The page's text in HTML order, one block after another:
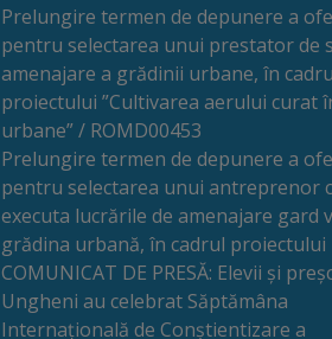
Prelungire termen de depunere a
pentru selectarea unui prestator de
amenajare a grădinii urbane, în
proiectului ”Cultivarea aerului curat
urbane” / ROMD00453
Prelungire termen de depunere a
pentru selectarea unui antreprenor
executa lucrările de amenajare gard
grădina urbană, în cadrul proiectului
COMUNICAT DE PRESĂ: Elevii și
Ungheni au celebrat Săptămâna
Internațională de Conștientizare a